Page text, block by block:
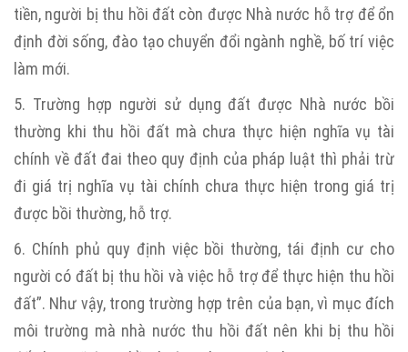
tiền, người bị thu hồi đất còn được Nhà nước hỗ trợ để ổn
định đời sống, đào tạo chuyển đổi ngành nghề, bố trí việc
làm mới.
5. Trường hợp người sử dụng đất được Nhà nước bồi
thường khi thu hồi đất mà chưa thực hiện nghĩa vụ tài
chính về đất đai theo quy định của pháp luật thì phải trừ
đi giá trị nghĩa vụ tài chính chưa thực hiện trong giá trị
được bồi thường, hỗ trợ.
6. Chính phủ quy định việc bồi thường, tái định cư cho
người có đất bị thu hồi và việc hỗ trợ để thực hiện thu hồi
đất”. Như vậy, trong trường hợp trên của bạn, vì mục đích
môi trường mà nhà nước thu hồi đất nên khi bị thu hồi